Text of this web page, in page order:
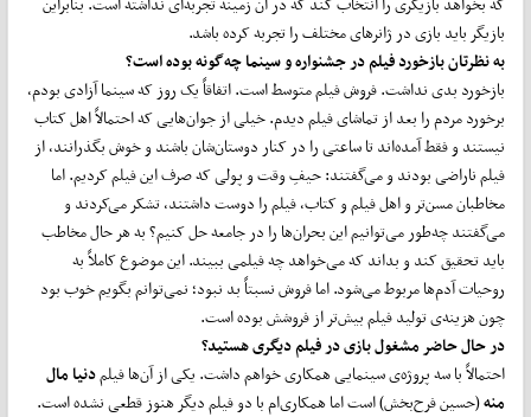
بازیگر باید بازی در ژانرهای مختلف را تجربه کرده باشد.
به نظرتان بازخورد فیلم در جشنواره و سینما چهگونه بوده است؟
بازخورد بدی نداشت. فروش فیلم متوسط است. اتفاقاً یک روز که سینما آزادی بودم،
برخورد مردم را بعد از تماشای فیلم دیدم. خیلی از جوان‌هایی که احتمالاً اهل کتاب
نیستند و فقط آمده‌اند تا ساعتی را در کنار دوستان‌شان باشند و خوش بگذرانند، از
فیلم ناراضی بودند و می‌گفتند: حیفِ وقت و پولی که صرف این فیلم کردیم. اما
مخاطبان مسن‌تر و اهل فیلم و کتاب، فیلم را دوست داشتند، تشکر می‌کردند و
می‌گفتند چه‌طور می‌توانیم این بحران‌ها را در جامعه حل کنیم؟ به هر حال مخاطب
باید تحقیق کند و بداند که می‌خواهد چه فیلمی ببیند. این موضوع کاملاً به
روحیات آدم‌ها مربوط می‌شود. اما فروش نسبتاً بد نبود؛ نمی‌توانم بگویم خوب بود
چون هزینه‌ی تولید فیلم بیش‌تر از فروشش بوده است.
در حال حاضر مشغول بازی در فیلم دیگری هستید؟
احتمالاً با سه پروژه‌ی سینمایی همکاری خواهم داشت. یکی از آن‌ها فیلمدنیا مال
منه(حسین فرح‌بخش) است اما همکاری‌ام با دو فیلم دیگر هنوز قطعی نشده است.